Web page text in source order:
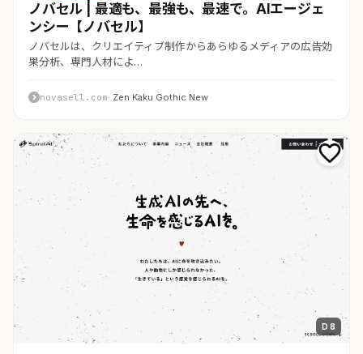
ノバセル | 最適も、最強も、最速で。AIエージェ
ンシー【ノバセル】
ノバセルは、クリエイティブ制作からあらゆるメディアの広告効
果分析、専門人材によ…
novasell.com· Zen Kaku Gothic New
D 8